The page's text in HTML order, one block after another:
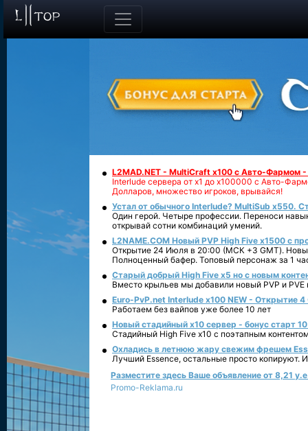
L2MAD.NET - MultiCraft x100 с Авто-Фармом
Interlude сервера от х1 до х100000 с Авто-
Долларов, множество игроков, врывайся!
Устал от обычного Interlude? MultiSub x550.
Один герой. Четыре профессии. Переноси
открывай сотни комбинаций умений.
L2NAME.COM Новый PVP High Five x1500 с
Открытие 24 Июля в 20:00 (МСК +3 GMT).
Полноценный бафер. Топовый персонаж за 1
Старый добрый High Five x5 но с новым
Вместо крыльев мы добавили новый PVP и PVE
Euro-PvP.net Interlude х100 NEW - Открытие 4
Работаем без вайпов уже более 10 лет
Новый стадийный х10 сервер - бонус старт
Стадийный High Five x10 с поэтапным
Охладись в летнюю жару свежим фрешем
Лучший Essence, остальные просто копируют.
Разместите здесь Ваше объявление от 8,21
Promo-Reklama.ru